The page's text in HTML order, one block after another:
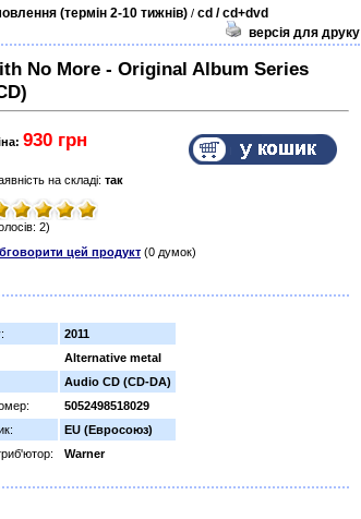
(термін 2-10 тижнів) / cd / cd+dvd
версія для друку
No More - Original Album Series
930 грн
на складі: так
2)
цей продукт (0 думок)
2011
Alternative metal
Audio CD (CD-DA)
5052498518029
EU (Евросоюз)
Warner